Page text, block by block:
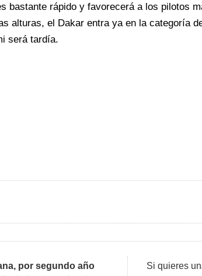
bastante rápido y favorecerá a los pilotos
alturas, el Dakar entra ya en la categoría
será tardía.
Si quieres
por segundo año